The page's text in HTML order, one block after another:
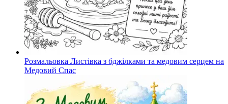
Розмальовка Листівка з бджілками та медовим серцем на
Медовий Спас